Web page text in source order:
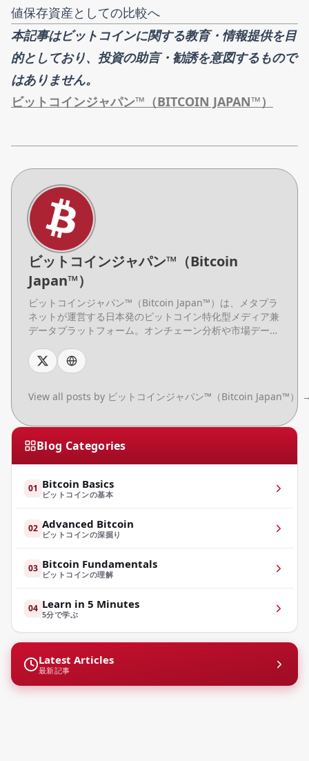
値保存資産としての比較へ
本記事はビットコインに関する教育・情報提供を目
的としており、投資の助言・勧誘を意図するもので
はありません。
ビットコインジャパン™（BITCOIN JAPAN™）
ビットコインジャパン™（Bitcoin
Japan™）
ビットコインジャパン™（Bitcoin Japan™）は、メタプラ
ネットが運営する日本発のビットコイン特化型メディア兼
データプラットフォーム。オンチェーン分析や市場デー
ロまで幅広い読者に向けて、ビットコインデータの理解と
活用を支援する。
View all posts by ビットコインジャパン™（Bitcoin Japan™）
Blog Categories
01 Bitcoin Basics
ビットコインの基本
02 Advanced Bitcoin
ビットコインの深掘り
03 Bitcoin Fundamentals
ビットコインの理解
04 Learn in 5 Minutes
5分で学ぶ
Latest Articles
最新記事